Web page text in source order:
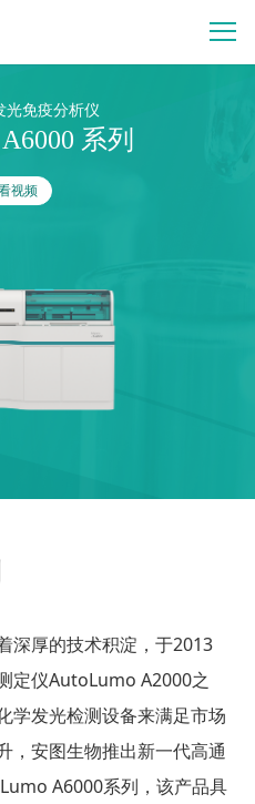
光免疫分析仪
系列
视频
深厚的技术积淀，于2013
定仪AutoLumo A2000之
学发光检测设备来满足市场
，安图生物推出新一代高通
A6000系列，该产品具